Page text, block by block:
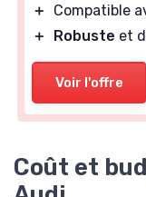
＋
Compatible
＋
Robuste et
Voir l'offre
Coût et